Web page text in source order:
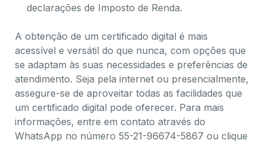
declarações de Imposto de Renda.
A obtenção de um certificado digital é mais
acessível e versátil do que nunca, com opções que
se adaptam às suas necessidades e preferências de
atendimento. Seja pela internet ou presencialmente,
assegure-se de aproveitar todas as facilidades que
um certificado digital pode oferecer. Para mais
informações, entre em contato através do
WhatsApp no número 55-21-96674-5867 ou clique